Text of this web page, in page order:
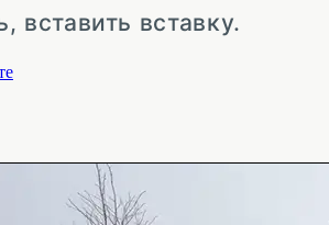
вставить вставку.